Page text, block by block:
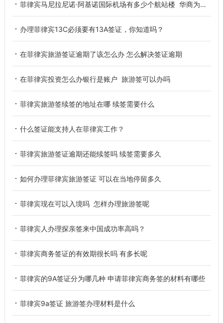
菲律宾马尼拉尼诺·阿基诺国际机场有多少个航站楼 华商为您解答
办理菲律宾13C必须要有13A签证，你知道吗？
在菲律宾旅游签证逾期了该怎么办 怎么解决签证逾期
在菲律宾投资怎么办银行是账户 旅游签可以办吗
菲律宾旅游签续签的地址在哪 续签需要什么
什么签证能支持人在菲律宾工作？
菲律宾旅游签证逾期还能续签吗 续签需要多久
如何办理菲律宾旅游签证 可以在当地停留多久
菲律宾现在可以入境吗 怎样办理旅游签呢
菲律宾人办理探亲签来中国成功率高吗？
菲律宾商务签证的有效期很长吗 有多长呢
菲律宾的9A签证分为哪几种 申请菲律宾商务签的材料有哪些
菲律宾9a签证 旅游签办理材料是什么